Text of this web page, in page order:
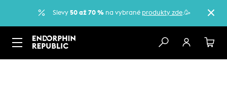
Slevy 50 až 70 % na vybrané produkty zde.🥳